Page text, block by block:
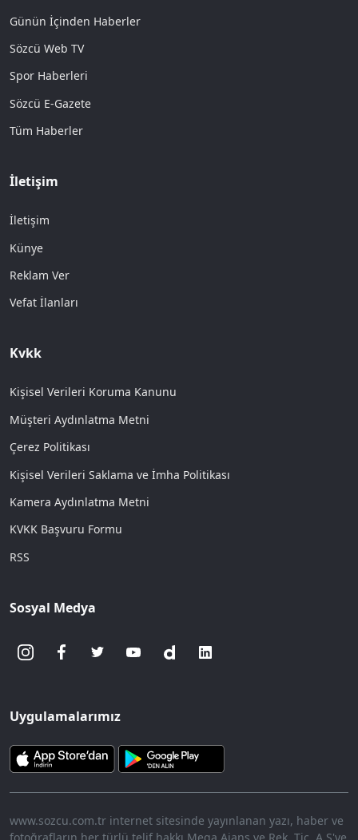
Günün İçinden Haberler
Sözcü Web TV
Spor Haberleri
Sözcü E-Gazete
Tüm Haberler
İletişim
İletişim
Künye
Reklam Ver
Vefat İlanları
Kvkk
Kişisel Verileri Koruma Kanunu
Müşteri Aydınlatma Metni
Çerez Politikası
Kişisel Verileri Saklama ve İmha Politikası
Kamera Aydınlatma Metni
KVKK Başvuru Formu
RSS
Sosyal Medya
Uygulamalarımız
www.sozcu.com.tr internet sitesinde yayınlanan yazı, haber ve